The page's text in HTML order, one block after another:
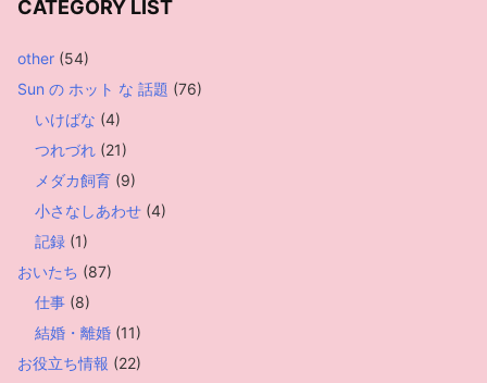
CATEGORY LIST
other (54)
Sun の ホット な 話題 (76)
いけばな (4)
つれづれ (21)
メダカ飼育 (9)
小さなしあわせ (4)
記録 (1)
おいたち (87)
仕事 (8)
結婚・離婚 (11)
お役立ち情報 (22)